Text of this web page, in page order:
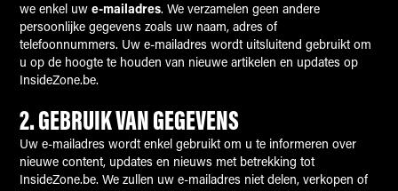
we enkel uwe-mailadres. We verzamelen geen andere
persoonlijke gegevens zoals uw naam, adres of
telefoonnummers. Uw e-mailadres wordt uitsluitend gebruikt om
u op de hoogte te houden van nieuwe artikelen en updates op
InsideZone.be.
2.GEBRUIK VAN GEGEVENS
Uw e-mailadres wordt enkel gebruikt om u te informeren over
nieuwe content, updates en nieuws met betrekking tot
InsideZone.be. We zullen uw e-mailadres niet delen, verkopen of